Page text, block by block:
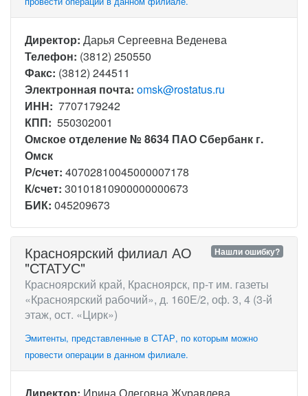
Директор: Дарья Сергеевна Веденева
Телефон: (3812) 250550
Факс: (3812) 244511
Электронная почта: omsk@rostatus.ru
ИНН: 7707179242
КПП: 550302001
Омское отделение № 8634 ПАО Сбербанк г.
Омск
Р/счет: 40702810045000007178
К/счет: 30101810900000000673
БИК: 045209673
Нашли ошибку?
Красноярский филиал АО
"СТАТУС"
Красноярский край, Красноярск, пр-т им. газеты
«Красноярский рабочий», д. 160Е/2, оф. 3, 4 (3-й
этаж, ост. «Цирк»)
Эмитенты, представленные в СТАР, по которым можно
провести операции в данном филиале.